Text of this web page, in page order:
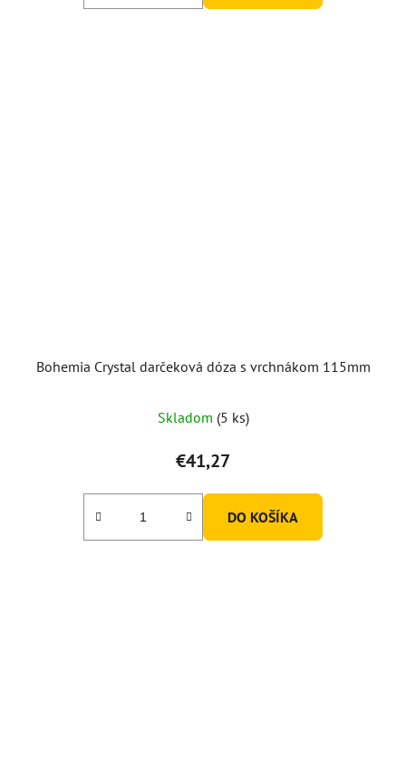
Bohemia Crystal darčeková dóza s vrchnákom 115mm
Skladom (5 ks)
€41,27
DO KOŠÍKA